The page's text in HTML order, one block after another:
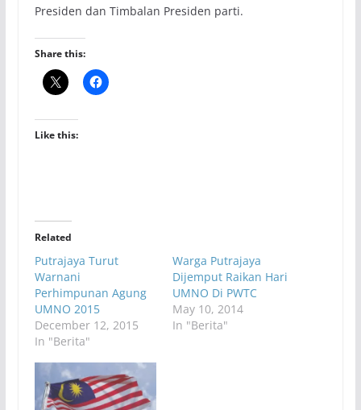
Presiden dan Timbalan Presiden parti.
Share this:
Like this:
Related
Putrajaya Turut
Warnani
Perhimpunan Agung
UMNO 2015
December 12, 2015
In "Berita"
Warga Putrajaya
Dijemput Raikan Hari
UMNO Di PWTC
May 10, 2014
In "Berita"